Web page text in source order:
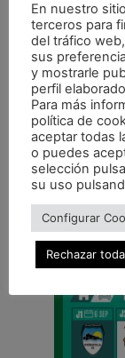
ANTERIOR
En nuestro
terceros para
del tráfico
sus
y mostrarle
perfil
Para más
política de
aceptar todas
o puedes
selección
su uso
Configurar
Rechazar